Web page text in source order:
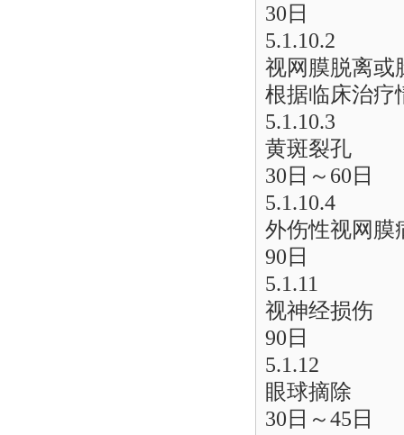
30日
5.1.10.2
视网膜脱离或
根据临床治疗
5.1.10.3
黄斑裂孔
30日～60日
5.1.10.4
外伤性视网膜
90日
5.1.11
视神经损伤
90日
5.1.12
眼球摘除
30日～45日